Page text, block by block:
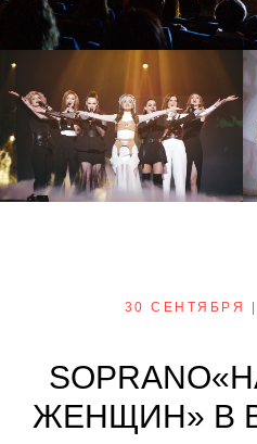
30 СЕНТЯБРЯ
ЖЕНЩИН» В